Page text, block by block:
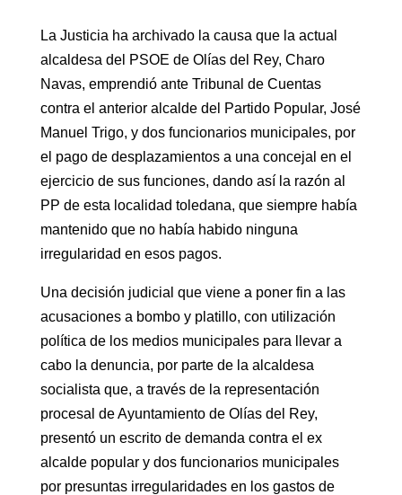
La Justicia ha archivado la causa que la actual
alcaldesa del PSOE de Olías del Rey, Charo
Navas, emprendió ante Tribunal de Cuentas
contra el anterior alcalde del Partido Popular, José
Manuel Trigo, y dos funcionarios municipales, por
el pago de desplazamientos a una concejal en el
ejercicio de sus funciones, dando así la razón al
PP de esta localidad toledana, que siempre había
mantenido que no había habido ninguna
irregularidad en esos pagos.
Una decisión judicial que viene a poner fin a las
acusaciones a bombo y platillo, con utilización
política de los medios municipales para llevar a
cabo la denuncia, por parte de la alcaldesa
socialista que, a través de la representación
procesal de Ayuntamiento de Olías del Rey,
presentó un escrito de demanda contra el ex
alcalde popular y dos funcionarios municipales
por presuntas irregularidades en los gastos de